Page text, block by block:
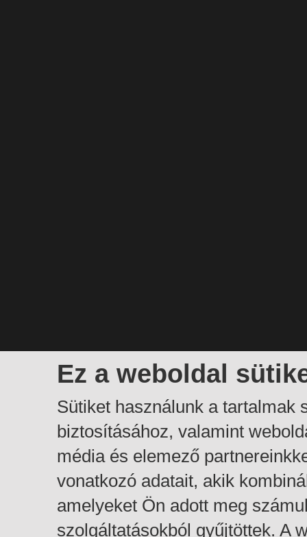
Ez a weboldal
Sütiket használunk a tartalmak
biztosításához, valamint
média és elemező
vonatkozó adatait, akik
amelyeket Ön adott meg
szolgáltatásokból gyűjtöttek. A